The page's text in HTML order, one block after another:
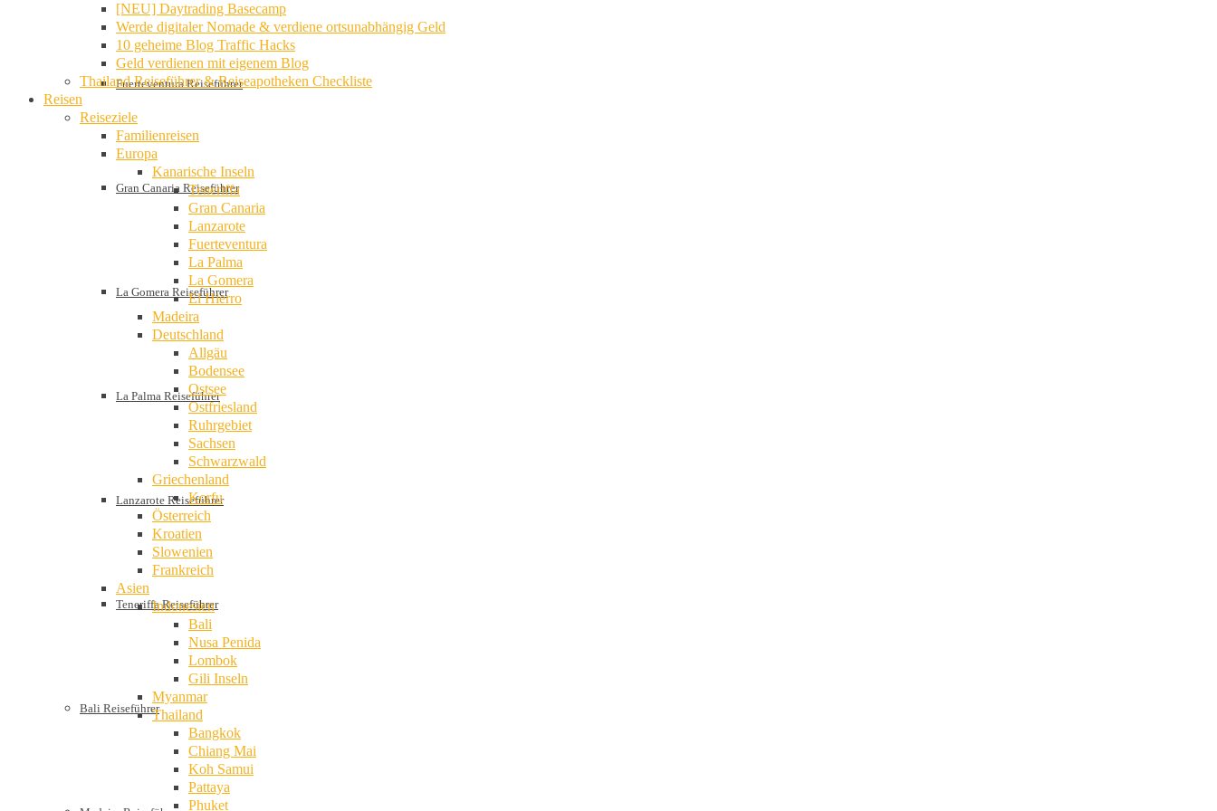
Fuerteventura Reiseführer
Gran Canaria Reiseführer
La Gomera Reiseführer
La Palma Reiseführer
Lanzarote Reiseführer
Teneriffa Reiseführer
Bali Reiseführer
[NEU] Daytrading Basecamp
Werde digitaler Nomade & verdiene ortsunabhängig Geld
10 geheime Blog Traffic Hacks
Geld verdienen mit eigenem Blog
Thailand Reiseführer & Reiseapotheken Checkliste
Reisen
Reiseziele
Familienreisen
Europa
Kanarische Inseln
Teneriffa
Gran Canaria
Lanzarote
Fuerteventura
La Palma
La Gomera
El Hierro
Madeira
Deutschland
Allgäu
Bodensee
Ostsee
Ostfriesland
Ruhrgebiet
Sachsen
Schwarzwald
Griechenland
Korfu
Österreich
Kroatien
Slowenien
Frankreich
Asien
Indonesien
Bali
Nusa Penida
Lombok
Gili Inseln
Myanmar
Thailand
Bangkok
Chiang Mai
Koh Samui
Pattaya
Phuket